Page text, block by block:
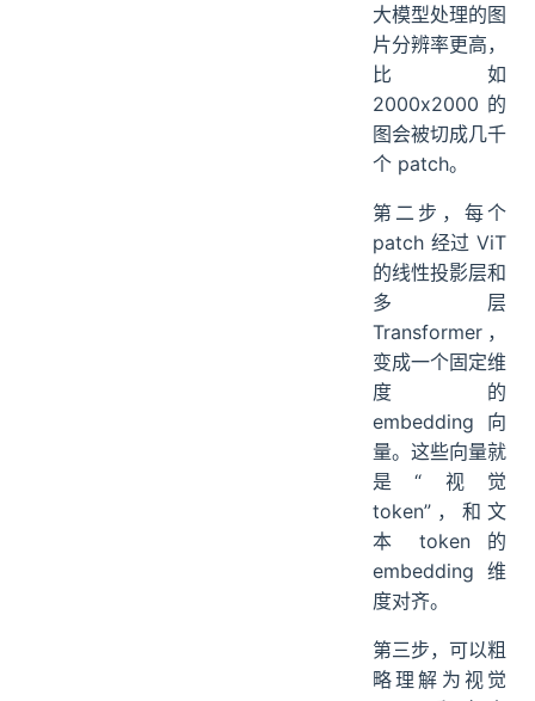
大模型处理的图
片分辨率更高，
比如
2000x2000 的
图会被切成几千
个 patch。
第二步，每个
patch 经过 ViT
的线性投影层和
多层
Transformer，
变成一个固定维
度的
embedding 向
量。这些向量就
是“视觉
token”，和文
本 token 的
embedding 维
度对齐。
第三步，可以粗
略理解为视觉